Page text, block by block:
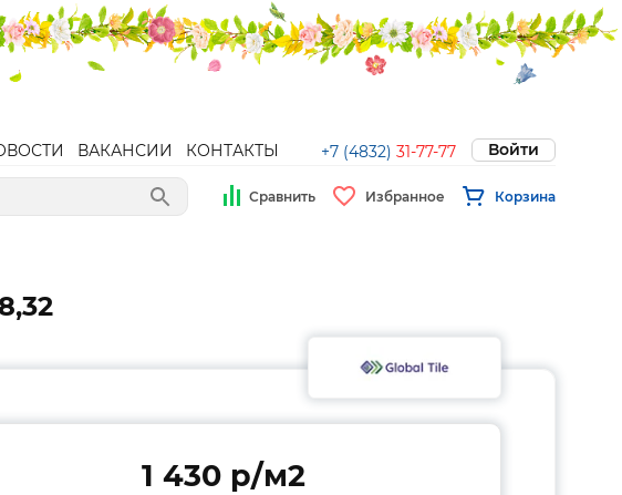
ВАКАНСИИ КОНТАКТЫ +7 (4832) 31-77-77 Войти
Сравнить Избранное Корзина
1 430 p/м2